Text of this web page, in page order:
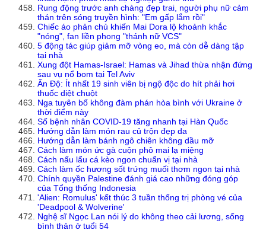
Rung động trước anh chàng đẹp trai, người phụ nữ cảm
thán trên sóng truyền hình: "Em gấp lắm rồi"
Chiếc áo phản chủ khiến Mai Dora lộ khoảnh khắc
"nóng", fan liền phong "thánh nữ VCS"
5 động tác giúp giảm mỡ vòng eo, mà còn dễ dàng tập
tại nhà
Xung đột Hamas-Israel: Hamas và Jihad thừa nhận đứng
sau vụ nổ bom tại Tel Aviv
Ấn Độ: Ít nhất 19 sinh viên bị ngộ độc do hít phải hơi
thuốc diệt chuột
Nga tuyên bố không đàm phán hòa bình với Ukraine ở
thời điểm này
Số bệnh nhân COVID-19 tăng nhanh tại Hàn Quốc
Hướng dẫn làm món rau củ trộn đẹp da
Hướng dẫn làm bánh ngô chiên không dầu mỡ
Cách làm món ức gà cuộn phô mai lạ miệng
Cách nấu lẩu cá kèo ngon chuẩn vị tại nhà
Cách làm ốc hương sốt trứng muối thơm ngon tại nhà
Chính quyền Palestine đánh giá cao những đóng góp
của Tổng thống Indonesia
'Alien: Romulus' kết thúc 3 tuần thống trị phòng vé của
'Deadpool & Wolverine'
Nghệ sĩ Ngọc Lan nói lý do không theo cải lương, sống
bình thản ở tuổi 54